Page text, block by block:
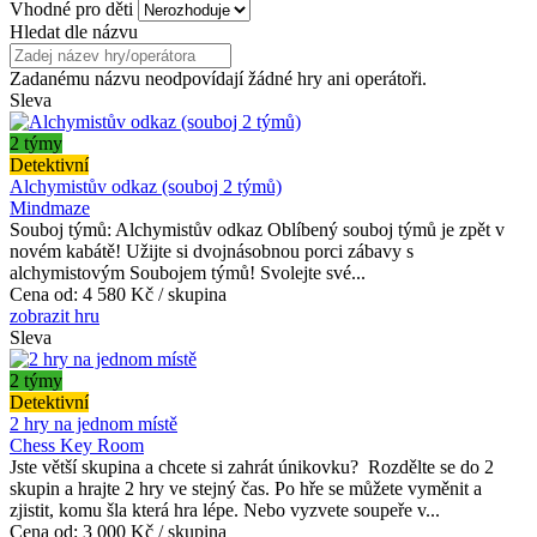
Vhodné pro děti
Hledat dle názvu
Zadanému názvu neodpovídají žádné hry ani operátoři.
Sleva
2 týmy
Detektivní
Alchymistův odkaz (souboj 2 týmů)
Mindmaze
Souboj týmů: Alchymistův odkaz Oblíbený souboj týmů je zpět v
novém kabátě! Užijte si dvojnásobnou porci zábavy s
alchymistovým Soubojem týmů! Svolejte své...
Cena od: 4 580 Kč / skupina
zobrazit hru
Sleva
2 týmy
Detektivní
2 hry na jednom místě
Chess Key Room
Jste větší skupina a chcete si zahrát únikovku? Rozdělte se do 2
skupin a hrajte 2 hry ve stejný čas. Po hře se můžete vyměnit a
zjistit, komu šla která hra lépe. Nebo vyzvete soupeře v...
Cena od: 3 000 Kč / skupina